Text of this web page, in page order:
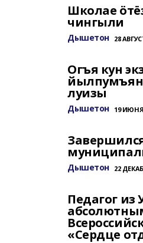
Школае
чингыли
Дышетон 28
Огъя кун
луизы
Дышетон 19 ИЮНЯ
Дышетон 22
Педагог из
«Сердце